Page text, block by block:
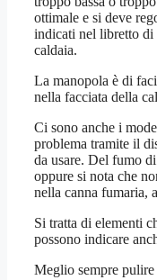
ottimale e si deve
indicati nel libretto di
caldaia.
La manopola è di
nella facciata della
Ci sono anche i
problema tramite il
da usare. Del fumo
oppure si nota che
nella canna fumaria,
Si tratta di elementi
possono indicare
Meglio sempre